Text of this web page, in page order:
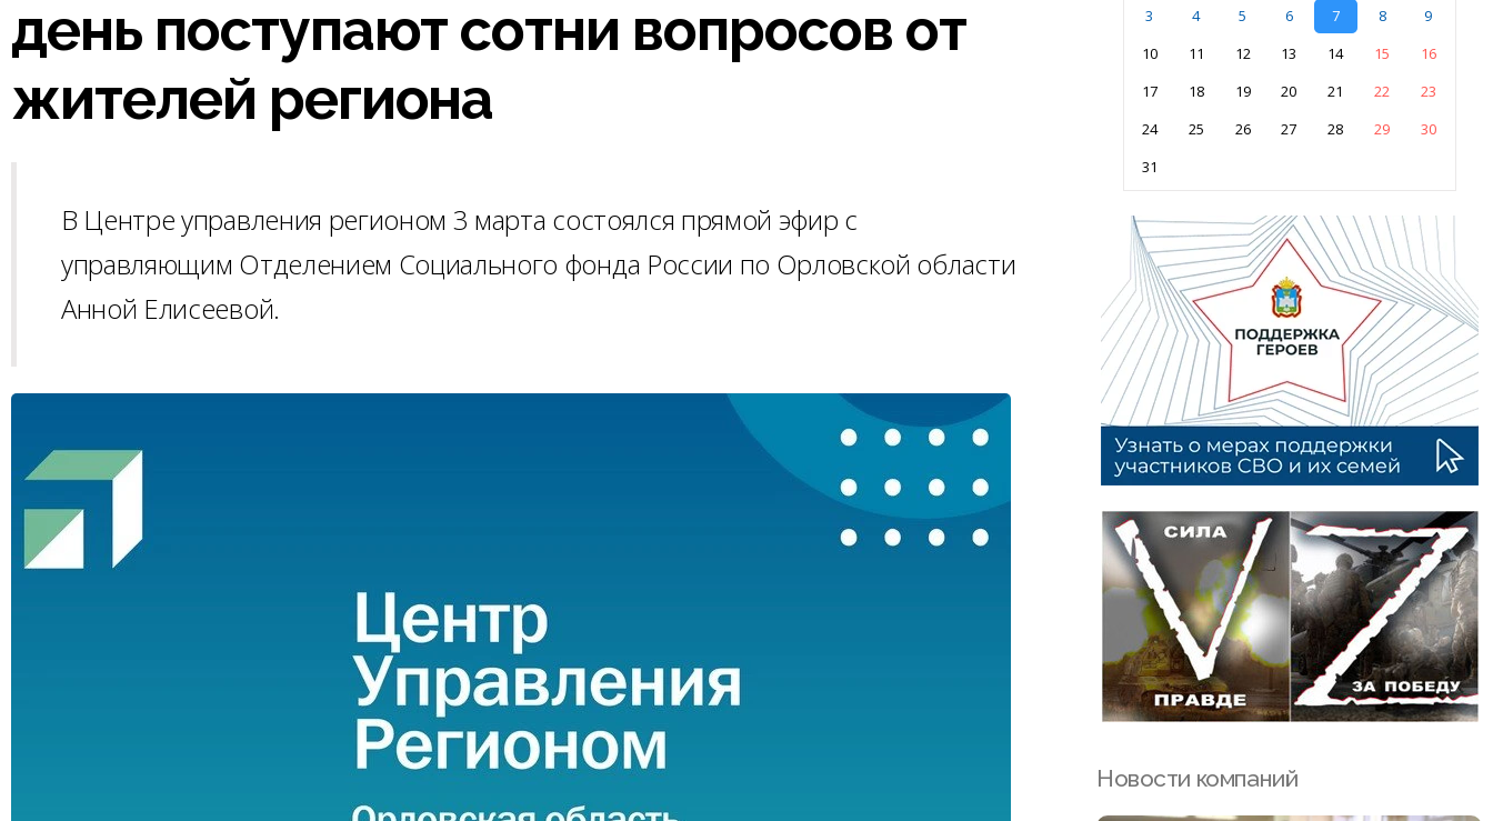
день поступают сотни вопросов от
жителей региона
В Центре управления регионом 3 марта состоялся прямой эфир с
управляющим Отделением Социального фонда России по Орловской области
Анной Елисеевой.
3
4 5 6 7 8
9
10
11 12 13 14 15
16
17
18 19 20 21 22
23
24
25 26 27 28 29
30
31
Новости компаний